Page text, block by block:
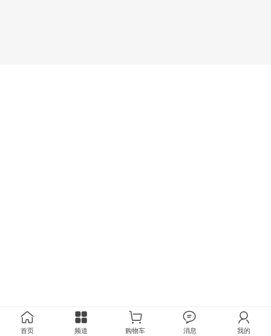
首页 频道 购物车 消息 我的